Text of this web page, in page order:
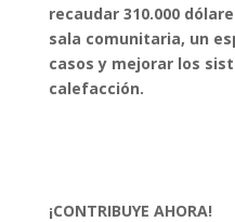
recaudar 310.000
sala comunitaria, un
casos y mejorar los
calefacción.
¡CONTRIBUYE AHORA!